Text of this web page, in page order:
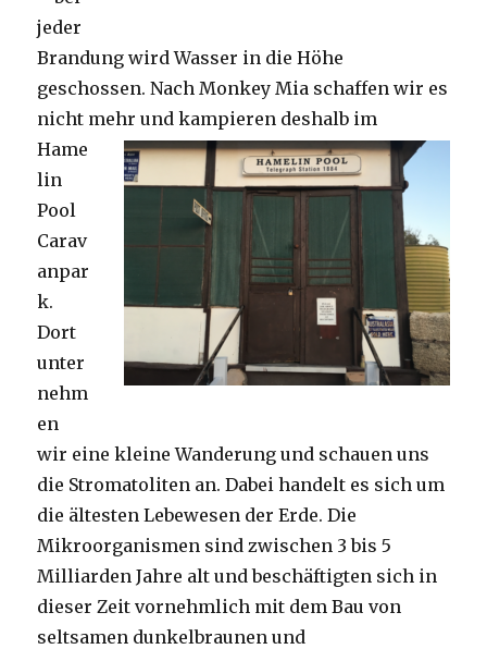
jeder
Brandung wird Wasser in die Höhe
geschossen. Nach Monkey Mia schaffen wir es
nicht mehr und kampieren deshalb im
Hame
lin
Pool
Carav
anpar
k.
Dort
unter
nehm
en
wir eine kleine Wanderung und schauen uns
die Stromatoliten an. Dabei handelt es sich um
die ältesten Lebewesen der Erde. Die
Mikroorganismen sind zwischen 3 bis 5
Milliarden Jahre alt und beschäftigten sich in
dieser Zeit vornehmlich mit dem Bau von
seltsamen dunkelbraunen und